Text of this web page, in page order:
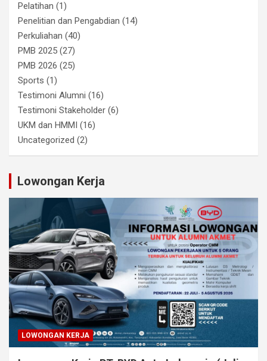
Pelatihan (1)
Penelitian dan Pengabdian (14)
Perkuliahan (40)
PMB 2025 (27)
PMB 2026 (25)
Sports (1)
Testimoni Alumni (16)
Testimoni Stakeholder (6)
UKM dan HMMI (16)
Uncategorized (2)
Lowongan Kerja
LOWONGAN KERJA